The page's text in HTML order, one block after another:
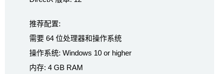
推荐配置:
需要 64 位处理器和操作系统
操作系统: Windows 10 or higher
内存: 4 GB RAM